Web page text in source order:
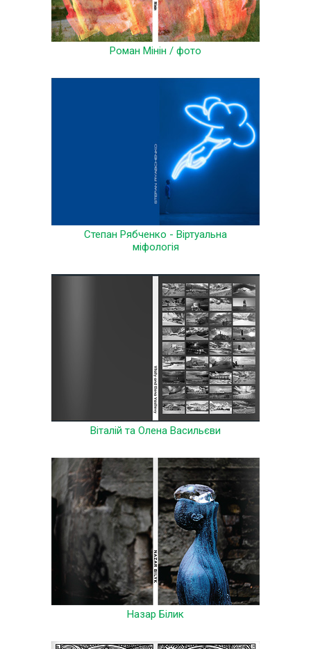
Роман Мінін / фото
Степан Рябченко - Віртуальна
міфологія
Віталій та Олена Васильєви
Назар Білик